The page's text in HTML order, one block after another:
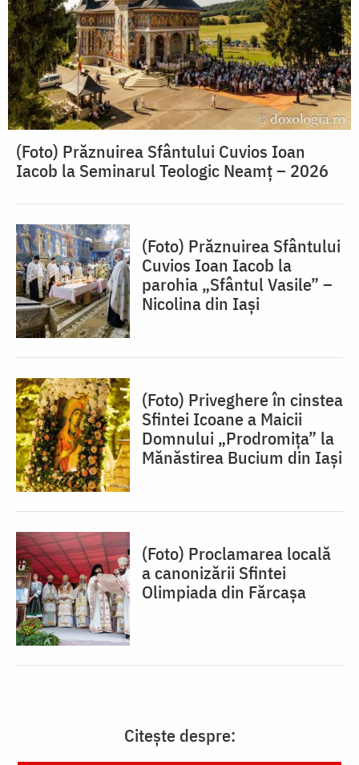
(Foto) Prăznuirea Sfântului Cuvios Ioan
Iacob la Seminarul Teologic Neamț – 2026
(Foto) Prăznuirea Sfântului
Cuvios Ioan Iacob la
parohia „Sfântul Vasile” –
Nicolina din Iași
(Foto) Priveghere în cinstea
Sfintei Icoane a Maicii
Domnului „Prodromița” la
Mănăstirea Bucium din Iași
(Foto) Proclamarea locală
a canonizării Sfintei
Olimpiada din Fărcașa
Citește despre: